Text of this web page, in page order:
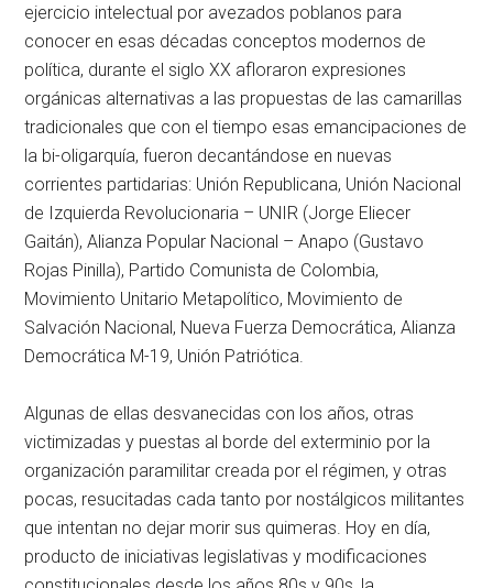
ejercicio intelectual por avezados poblanos para
conocer en esas décadas conceptos modernos de
política, durante el siglo XX afloraron expresiones
orgánicas alternativas a las propuestas de las camarillas
tradicionales que con el tiempo esas emancipaciones de
la bi-oligarquía, fueron decantándose en nuevas
corrientes partidarias: Unión Republicana, Unión Nacional
de Izquierda Revolucionaria – UNIR (Jorge Eliecer
Gaitán), Alianza Popular Nacional – Anapo (Gustavo
Rojas Pinilla), Partido Comunista de Colombia,
Movimiento Unitario Metapolítico, Movimiento de
Salvación Nacional, Nueva Fuerza Democrática, Alianza
Democrática M-19, Unión Patriótica.
Algunas de ellas desvanecidas con los años, otras
victimizadas y puestas al borde del exterminio por la
organización paramilitar creada por el régimen, y otras
pocas, resucitadas cada tanto por nostálgicos militantes
que intentan no dejar morir sus quimeras. Hoy en día,
producto de iniciativas legislativas y modificaciones